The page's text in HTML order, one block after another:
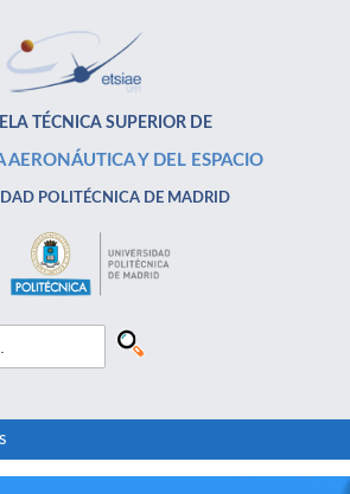
TÉCNICA SUPERIOR DE
AERONÁUTICA Y DEL ESPACIO
POLITÉCNICA DE MADRID